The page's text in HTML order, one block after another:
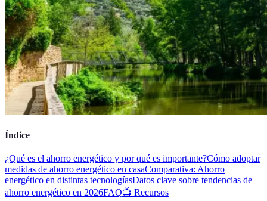
Índice
¿Qué es el ahorro energético y por qué es importante?Cómo adoptar
medidas de ahorro energético en casaComparativa: Ahorro
energético en distintas tecnologíasDatos clave sobre tendencias de
ahorro energético en 2026FAQ📺 Recursos